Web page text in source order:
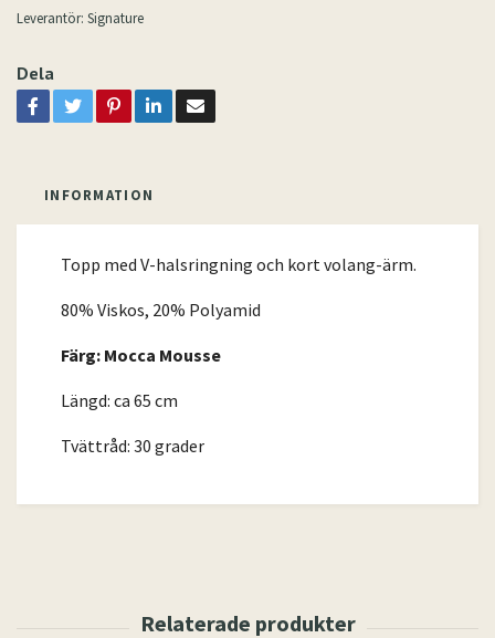
Leverantör: Signature
Dela
INFORMATION
Topp med V-halsringning och kort volang-ärm.
80% Viskos, 20% Polyamid
Färg: Mocca Mousse
Längd: ca 65 cm
Tvättråd: 30 grader